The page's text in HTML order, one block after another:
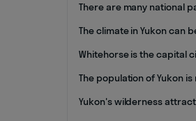
There are many national
The climate in Yukon can
Whitehorse is the capital
The population of Yukon
Yukon's wilderness